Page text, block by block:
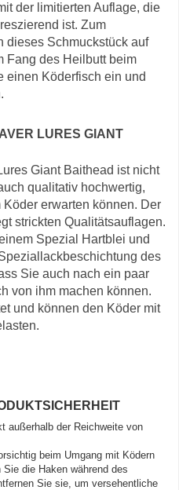
der limitierten Auflage, die
ist. Zum
dieses Schmuckstück auf
Fang des Heilbutt beim
einen Köderfisch ein und
LURES GIANT
Giant Baithead ist nicht
qualitativ hochwertig,
erwarten können. Der
strickten Qualitätsauflagen.
Spezial Hartblei und
des
Sie auch nach ein paar
von ihm machen können.
und können den Köder mit
außerhalb der Reichweite von
beim Umgang mit Ködern
die Haken während des
Sie sie, um versehentliche